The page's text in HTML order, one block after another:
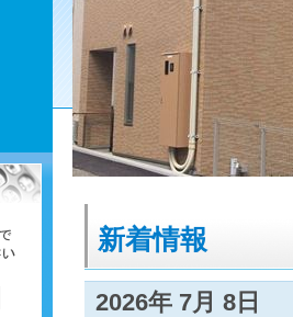
新着情報
2026年 7月 8日